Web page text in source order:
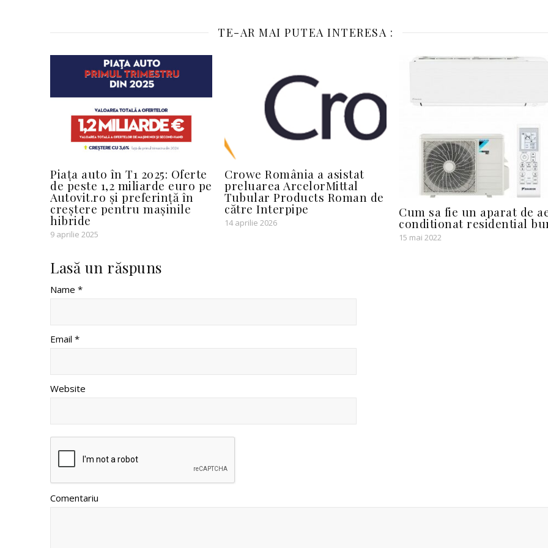
TE-AR MAI PUTEA INTERESA :
Piața auto în T1 2025: Oferte
de peste 1,2 miliarde euro pe
Autovit.ro și preferință în
creștere pentru mașinile
hibride
9 aprilie 2025
Crowe România a asistat
preluarea ArcelorMittal
Tubular Products Roman de
către Interpipe
14 aprilie 2026
Cum sa fie un aparat de
conditionat residential
15 mai 2022
Lasă un răspuns
Name *
Email *
Website
Comentariu